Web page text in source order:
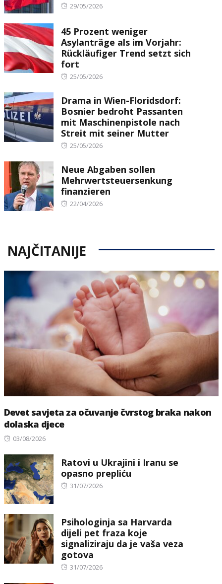
Posted
29/05/2026
45 Prozent weniger
Asylanträge als im Vorjahr:
Rückläufiger Trend setzt sich
fort
Posted
25/05/2026
Drama in Wien-Floridsdorf:
Bosnier bedroht Passanten
mit Maschinenpistole nach
Streit mit seiner Mutter
Posted
25/05/2026
Neue Abgaben sollen
Mehrwertsteuersenkung
finanzieren
Posted
22/04/2026
NAJČITANIJE
Devet savjeta za očuvanje čvrstog braka nakon
dolaska djece
Posted
03/08/2026
Ratovi u Ukrajini i Iranu se
opasno prepliću
Posted
31/07/2026
Psihologinja sa Harvarda
dijeli pet fraza koje
signaliziraju da je vaša veza
gotova
Posted
31/07/2026